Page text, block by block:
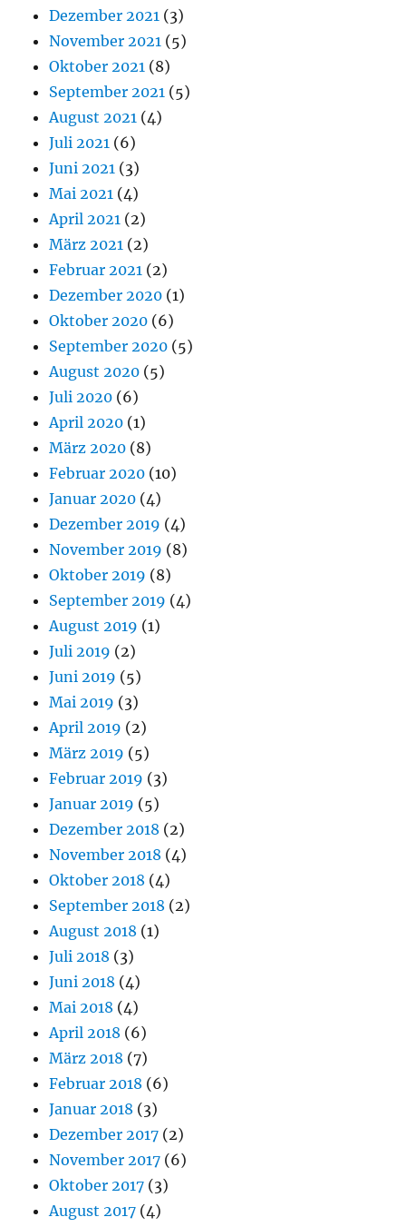
Dezember 2021 (3)
November 2021 (5)
Oktober 2021 (8)
September 2021 (5)
August 2021 (4)
Juli 2021 (6)
Juni 2021 (3)
Mai 2021 (4)
April 2021 (2)
März 2021 (2)
Februar 2021 (2)
Dezember 2020 (1)
Oktober 2020 (6)
September 2020 (5)
August 2020 (5)
Juli 2020 (6)
April 2020 (1)
März 2020 (8)
Februar 2020 (10)
Januar 2020 (4)
Dezember 2019 (4)
November 2019 (8)
Oktober 2019 (8)
September 2019 (4)
August 2019 (1)
Juli 2019 (2)
Juni 2019 (5)
Mai 2019 (3)
April 2019 (2)
März 2019 (5)
Februar 2019 (3)
Januar 2019 (5)
Dezember 2018 (2)
November 2018 (4)
Oktober 2018 (4)
September 2018 (2)
August 2018 (1)
Juli 2018 (3)
Juni 2018 (4)
Mai 2018 (4)
April 2018 (6)
März 2018 (7)
Februar 2018 (6)
Januar 2018 (3)
Dezember 2017 (2)
November 2017 (6)
Oktober 2017 (3)
August 2017 (4)